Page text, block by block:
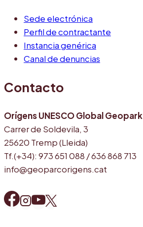
Sede electrónica
Perfil de contractante
Instancia genérica
Canal de denuncias
Contacto
Orígens UNESCO Global Geopark
Carrer de Soldevila, 3
25620 Tremp (Lleida)
Tf.(+34): 973 651 088 / 636 868 713
info@geoparcorigens.cat